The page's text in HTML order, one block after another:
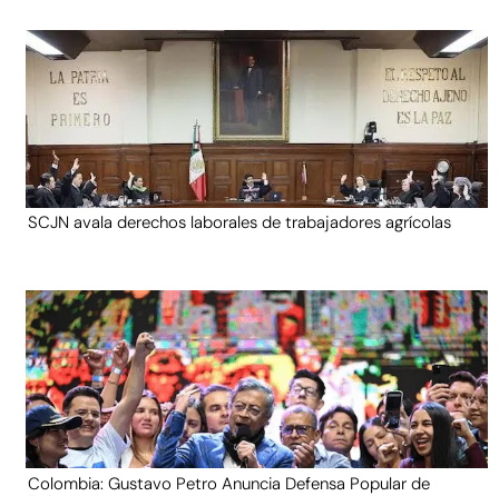
SCJN avala derechos laborales de trabajadores agrícolas
Colombia: Gustavo Petro Anuncia Defensa Popular de